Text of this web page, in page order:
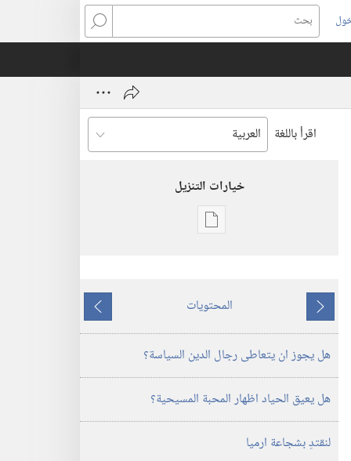
بحث
اقرأ باللغة
خيارات التنزيل
خيارات
المراقبة
(‏الطبعة
الدراسية)‏
١‏ ‏‎أيار/
مايو‏
ما
يسبق
المحتويات
ما
يلي
هل يجوز ان يتعاطى رجال الدين السياسة؟‏
هل يعيق الحياد اظهار المحبة المسيحية؟‏
لنقتدِ بشجاعة ارميا